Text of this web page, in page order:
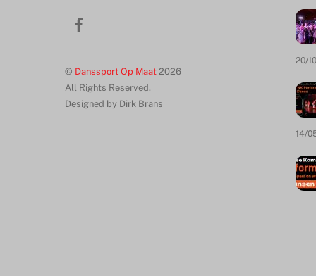
© Danssport Op Maat 2026
All Rights Reserved.
Designed by Dirk Brans
20/
14/